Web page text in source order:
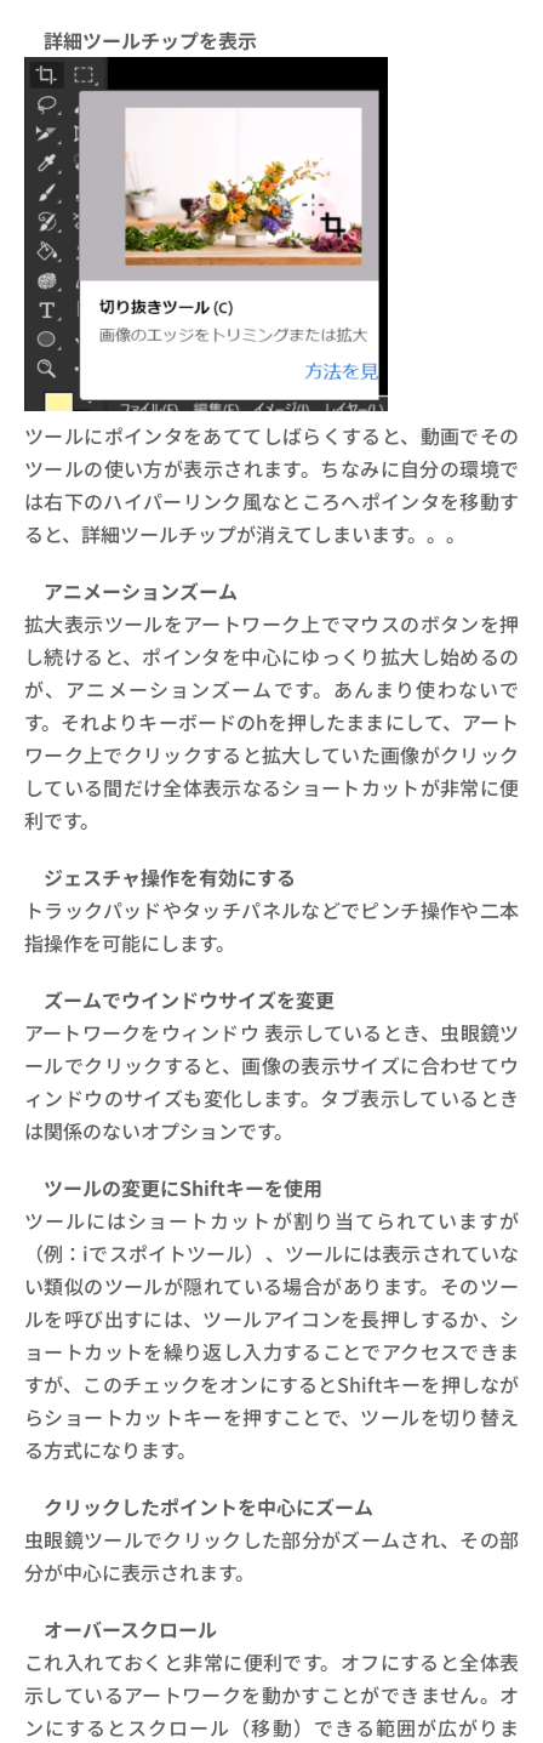
詳細ツールチップを表示
ツールにポインタをあててしばらくすると、動画でその
ツールの使い方が表示されます。ちなみに自分の環境で
は右下のハイパーリンク風なところへポインタを移動す
ると、詳細ツールチップが消えてしまいます。。。
アニメーションズーム
拡大表示ツールをアートワーク上でマウスのボタンを押
し続けると、ポインタを中心にゆっくり拡大し始めるの
が、アニメーションズームです。あんまり使わないで
す。それよりキーボードのhを押したままにして、アート
ワーク上でクリックすると拡大していた画像がクリック
している間だけ全体表示なるショートカットが非常に便
利です。
ジェスチャ操作を有効にする
トラックパッドやタッチパネルなどでピンチ操作や二本
指操作を可能にします。
ズームでウインドウサイズを変更
アートワークを ウィンドウ 表示しているとき、虫眼鏡ツ
ールでクリックすると、画像の表示サイズに合わせてウ
ィンドウのサイズも変化します。タブ表示しているとき
は関係のないオプションです。
ツールの変更にShiftキーを使用
ツールにはショートカットが割り当てられていますが
（例：iでスポイトツール）、ツールには表示されていな
い類似のツールが隠れている場合があります。そのツー
ルを呼び出すには、ツールアイコンを長押しするか、シ
ョートカットを繰り返し入力することでアクセスできま
すが、このチェックをオンにするとShiftキーを押しなが
らショートカットキーを押すことで、ツールを切り替え
る方式になります。
クリックしたポイントを中心にズーム
虫眼鏡ツールでクリックした部分がズームされ、その部
分が中心に表示されます。
オーバースクロール
これ入れておくと非常に便利です。オフにすると全体表
示しているアートワークを動かすことができません。オ
ンにするとスクロール（移動）できる範囲が広がりま